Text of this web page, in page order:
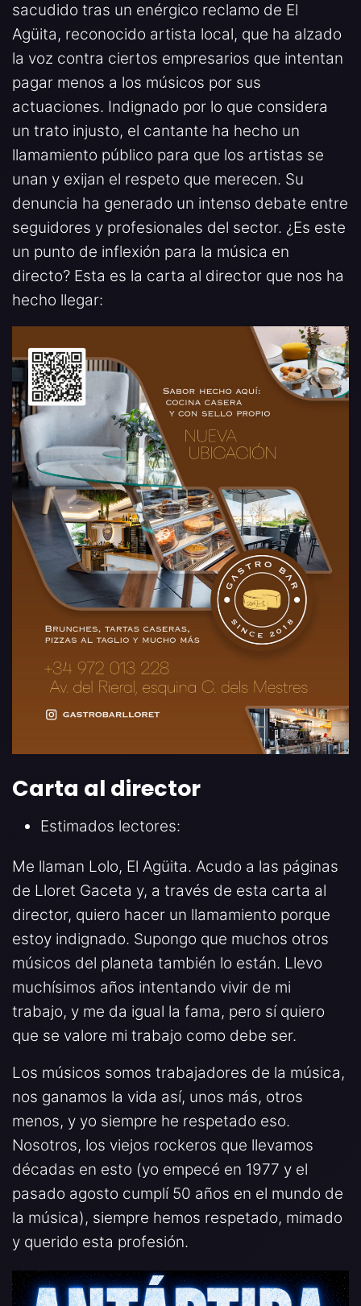
sacudido tras un enérgico reclamo de El
Agüita, reconocido artista local, que ha alzado
la voz contra ciertos empresarios que intentan
pagar menos a los músicos por sus
actuaciones. Indignado por lo que considera
un trato injusto, el cantante ha hecho un
llamamiento público para que los artistas se
unan y exijan el respeto que merecen. Su
denuncia ha generado un intenso debate entre
seguidores y profesionales del sector. ¿Es este
un punto de inflexión para la música en
directo? Esta es la carta al director que nos ha
hecho llegar:
Carta al director
Estimados lectores:
Me llaman Lolo, El Agüita. Acudo a las páginas
de Lloret Gaceta y, a través de esta carta al
director, quiero hacer un llamamiento porque
estoy indignado. Supongo que muchos otros
músicos del planeta también lo están. Llevo
muchísimos años intentando vivir de mi
trabajo, y me da igual la fama, pero sí quiero
que se valore mi trabajo como debe ser.
Los músicos somos trabajadores de la música,
nos ganamos la vida así, unos más, otros
menos, y yo siempre he respetado eso.
Nosotros, los viejos rockeros que llevamos
décadas en esto (yo empecé en 1977 y el
pasado agosto cumplí 50 años en el mundo de
la música), siempre hemos respetado, mimado
y querido esta profesión.